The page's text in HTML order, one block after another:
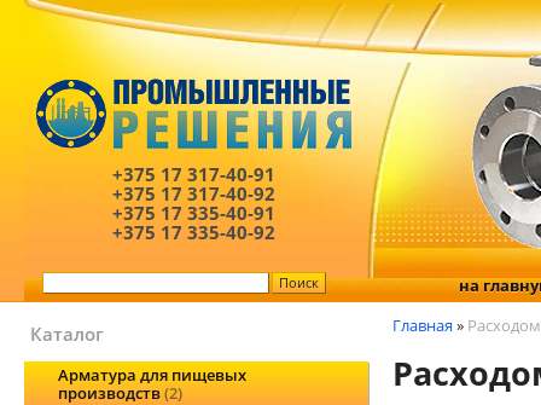
+375 17 317-40-91
+375 17 317-40-92
+375 17 335-40-91
+375 17 335-40-92
на
Каталог
Арматура для пищевых
производств 2
Главная »